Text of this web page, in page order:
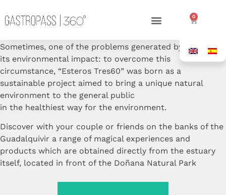
0
Sometimes, one of the problems generated by tourism is
its environmental impact: to overcome this
circumstance, “Esteros Tres60” was born as a
sustainable project aimed to bring a unique natural
environment to the general public
in the healthiest way for the environment.
Discover with your couple or friends on the banks of the
Guadalquivir a range of magical experiences and
products which are obtained directly from the estuary
itself, located in front of the Doñana Natural Park